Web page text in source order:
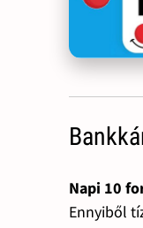
Napi 10
Ennyiből